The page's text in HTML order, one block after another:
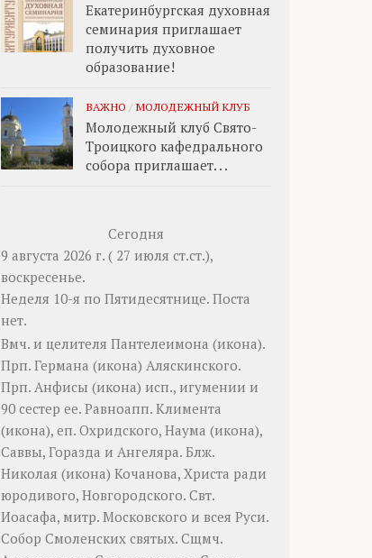
Екатеринбургская духовная
семинария приглашает
получить духовное
образование!
ВАЖНО / МОЛОДЕЖНЫЙ КЛУБ
Молодежный клуб Свято-
Троицкого кафедрального
собора приглашает. . .
Сегодня
9 августа 2026 г. ( 27 июля ст.ст.),
воскресенье.
Неделя 10-я по Пятидесятнице. Поста
нет.
Вмч. и целителя Пантелеимона (икона).
Прп. Германа (икона) Аляскинского.
Прп. Анфисы (икона) исп., игумении и
90 сестер ее. Равноапп. Климента
(икона), еп. Охридского, Наума (икона),
Саввы, Горазда и Ангеляра. Блж.
Николая (икона) Кочанова, Христа ради
юродивого, Новгородского. Свт.
Иоасафа, митр. Московского и всея Руси.
Собор Смоленских святых. Сщмч.